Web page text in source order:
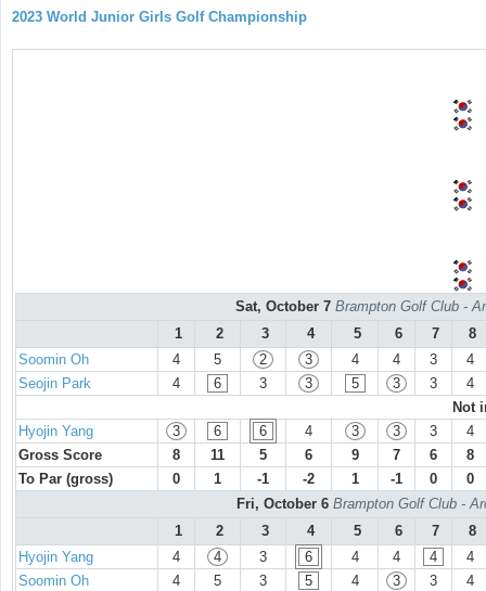
2023 World Junior Girls Golf Championship
Sat, October 7 Brampton Golf Club -
1
2 3 4 5 6 7
8
Soomin Oh
4 5 2 3 4 4 3
4
Seojin Park
4 6 3 3 5 3 3
4
Not
Hyojin Yang
3 6 6 4 3 3 3
4
Gross Score
8 11 5 6 9 7 6
8
To Par (gross)
0 1 -1 -2 1 -1 0
0
Fri, October 6 Brampton Golf Club -
1
2 3 4 5 6 7
8
Hyojin Yang
4 4 3 6 4 4 4
4
Soomin Oh
4 5 3 5 4 3 3
4